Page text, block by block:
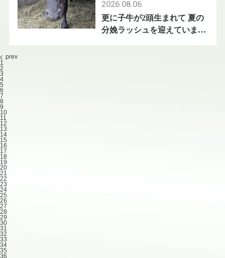
更に子牛が2頭生まれて 夏の
分娩ラッシュを迎えています
2026.08.06
prev
1
2
3
4
5
6
7
8
9
10
11
12
13
14
15
16
17
18
19
20
21
22
23
24
25
26
27
28
29
30
31
32
33
34
35
36